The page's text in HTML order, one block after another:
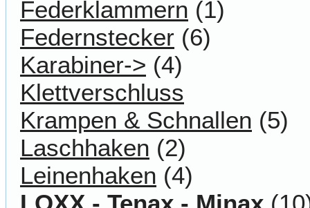
Federklammern (1)
Federnstecker (6)
Karabiner-> (4)
Klettverschluss
Krampen & Schnallen (5)
Laschhaken (2)
Leinenhaken (4)
LOXX - Tenax - Minax